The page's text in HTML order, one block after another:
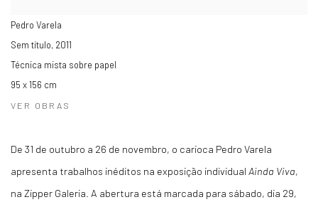
Pedro Varela
Sem título, 2011
Técnica mista sobre papel
95 x 156 cm
VER OBRAS
De 31 de outubro a 26 de novembro, o carioca Pedro Varela
apresenta trabalhos inéditos na exposição individual Ainda Viva,
na Zipper Galeria. A abertura está marcada para sábado, dia 29,